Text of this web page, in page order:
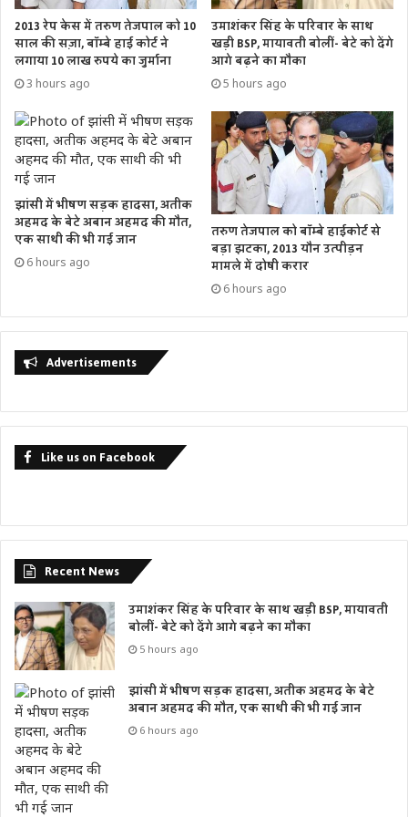
अधिक संगठनों के एक समूह ने मंगलवार को ट्विटर के शीर्ष 20
विज्ञापनदाताओं के लिए एक खुला पत्र जारी किया, जिसमें उनसे कहा
गया है कि अगर मस्क इस मंच पर कंटेंट मॉडरेशन की कोशिश करते हैं तो
वे विज्ञापन देना बंद कर दें।
मामले पर मस्क ने विज्ञापनदाताओं को आश्वस्त करने का प्रयास किया
है। उन्होंने सोमवार को ट्वीट किया कि ब्रांड सुरक्षा के प्रति ट्विटर की
प्रतिबद्धता में कोई बदलाव नहीं आया है।
Tags 'हेट कंटेंट' TWITTER एलन मस्क नेड सहगल पराग अग्रवाल
2013 रेप केस में तरुण तेजपाल को 10
साल की सज़ा, बॉम्बे हाई कोर्ट ने
लगाया 10 लाख रुपये का जुर्माना
3 hours ago
उमाशंकर सिंह के परिवार के साथ
खड़ी BSP, मायावती बोलीं- बेटे को देंगे
आगे बढ़ने का मौका
5 hours ago
झांसी में भीषण सड़क हादसा, अतीक
अहमद के बेटे अबान अहमद की मौत,
एक साथी की भी गई जान
6 hours ago
तरुण तेजपाल को बॉम्बे हाईकोर्ट से
बड़ा झटका, 2013 यौन उत्पीड़न
मामले में दोषी करार
6 hours ago
Advertisements
Like us on Facebook
Recent News
उमाशंकर सिंह के परिवार के साथ खड़ी BSP, मायावती
बोलीं- बेटे को देंगे आगे बढ़ने का मौका
5 hours ago
झांसी में भीषण सड़क हादसा, अतीक अहमद के बेटे
अबान अहमद की मौत, एक साथी की भी गई जान
6 hours ago